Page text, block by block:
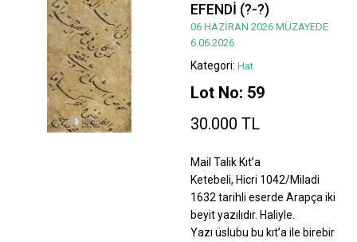
EFENDİ (?-?)
06 HAZİRAN 2026 MÜZAYEDE
6.06.2026
Kategori: Hat
Lot No: 59
30.000 TL
Mail Talik Kıt’a
Ketebeli, Hicri 1042/Miladi
1632 tarihli eserde Arapça iki
beyit yazılıdır. Haliyle.
Yazı üslubu bu kıt’a ile birebir